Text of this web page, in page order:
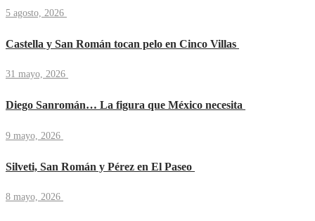
5 agosto, 2026
Castella y San Román tocan pelo en Cinco Villas
31 mayo, 2026
Diego Sanromán… La figura que México necesita
9 mayo, 2026
Silveti, San Román y Pérez en El Paseo
8 mayo, 2026